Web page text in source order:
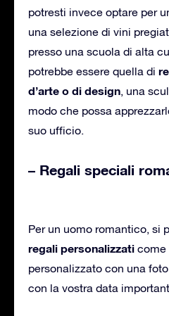
potresti invece optare per
una selezione di vini
presso una scuola di alta
potrebbe essere quella di
d’arte o di design, una
modo che possa
suo ufficio.
– Regali speciali
Per un uomo romantico, si
regali personalizzati come
personalizzato con una
con la vostra data